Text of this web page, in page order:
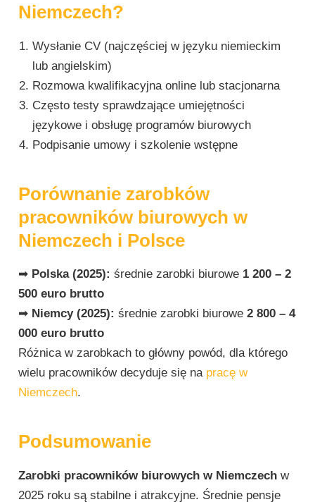
Niemczech?
Wysłanie CV (najczęściej w języku niemieckim
lub angielskim)
Rozmowa kwalifikacyjna online lub stacjonarna
Często testy sprawdzające umiejętności
językowe i obsługę programów biurowych
Podpisanie umowy i szkolenie wstępne
Porównanie zarobków
pracowników biurowych w
Niemczech i Polsce
➡ Polska (2025): średnie zarobki biurowe 1 200 – 2
500 euro brutto
➡ Niemcy (2025): średnie zarobki biurowe2 800 – 4
000 euro brutto
Różnica w zarobkach to główny powód, dla którego
wielu pracowników decyduje się na pracę w
Niemczech.
Podsumowanie
Zarobki pracowników biurowych w Niemczech w
2025 roku są stabilne i atrakcyjne. Średnie pensje